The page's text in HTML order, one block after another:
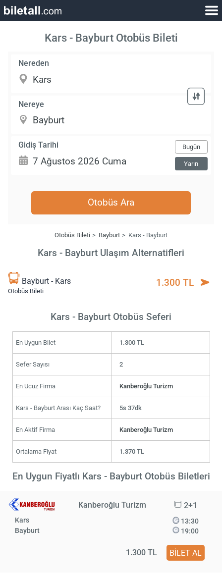
Kars - Bayburt Otobüs Bileti
Nereden
Nereye
Gidiş Tarihi Bugün
Yarın
Otobüs Ara
Otobüs Bileti Bayburt Kars - Bayburt
Kars - Bayburt Ulaşım Alternatifleri
Bayburt - Kars
Otobüs Bileti
1.300 TL
Kars - Bayburt Otobüs Seferi
En Uygun Bilet 1.300 TL
Sefer Sayısı 2
En Ucuz Firma Kanberoğlu Turizm
Kars - Bayburt Arası Kaç Saat? 5s 37dk
En Aktif Firma Kanberoğlu Turizm
Ortalama Fiyat 1.370 TL
En Uygun Fiyatlı Kars - Bayburt Otobüs Biletleri
Kanberoğlu Turizm 2+1
Kars
Bayburt
13:30
19:00
1.300 TL BİLET AL